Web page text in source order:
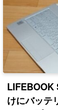
LIFEBOOK
けにバッテ